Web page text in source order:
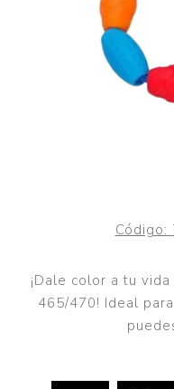
Código:
¡Dale color a tu
465/470! Ideal